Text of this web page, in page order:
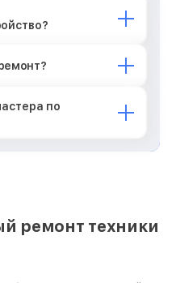
по
ремонт техники